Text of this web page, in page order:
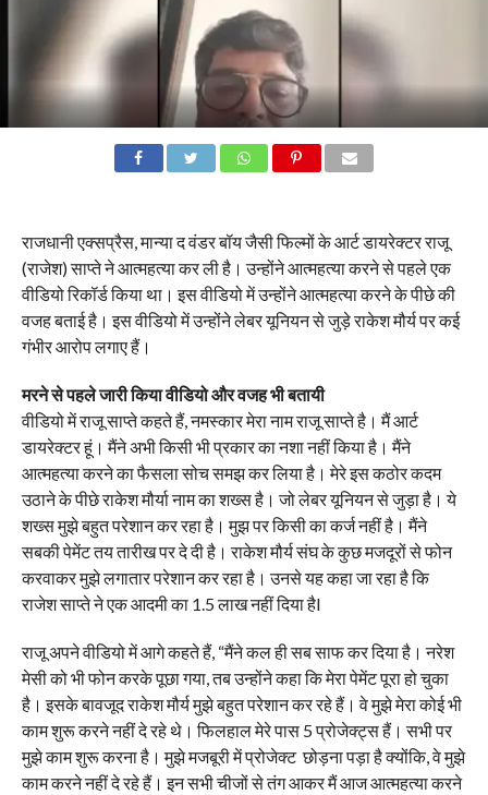
राजधानी एक्सप्रैस, मान्या द वंडर बॉय जैसी फिल्मों के आर्ट डायरेक्टर राजू
(राजेश) साप्ते ने आत्महत्या कर ली है। उन्होंने आत्महत्या करने से पहले एक
वीडियो रिकॉर्ड किया था। इस वीडियो में उन्होंने आत्महत्या करने के पीछे की
वजह बताई है। इस वीडियो में उन्होंने लेबर यूनियन से जुड़े राकेश मौर्य पर कई
गंभीर आरोप लगाए हैं।
मरने से पहले जारी किया वीडियोऔर वजह भी बतायी
वीडियो में राजू साप्ते कहते हैं, नमस्कार मेरा नाम राजू साप्ते है। मैं आर्ट
डायरेक्टर हूं। मैंने अभी किसी भी प्रकार का नशा नहीं किया है। मैंने
आत्महत्या करने का फैसला सोच समझ कर लिया है। मेरे इस कठोर कदम
उठाने के पीछे राकेश मौर्या नाम का शख्स है। जो लेबर यूनियन से जुड़ा है। ये
शख्स मुझे बहुत परेशान कर रहा है। मुझ पर किसी का कर्ज नहीं है। मैंने
सबकी पेमेंट तय तारीख पर दे दी है। राकेश मौर्य संघ के कुछ मजदूरों से फोन
करवाकर मुझे लगातार परेशान कर रहा है। उनसे यह कहा जा रहा है कि
राजेश साप्ते ने एक आदमी का 1.5 लाख नहीं दिया हैl
राजू अपने वीडियो में आगे कहते हैं, “मैंने कल ही सब साफ कर दिया है। नरेश
मेसी को भी फोन करके पूछा गया, तब उन्होंने कहा कि मेरा पेमेंट पूरा हो चुका
है। इसके बावजूद राकेश मौर्य मुझे बहुत परेशान कर रहे हैं। वे मुझे मेरा कोई भी
काम शुरू करने नहीं दे रहे थे। फिलहाल मेरे पास 5 प्रोजेक्ट्स हैं। सभी पर
मुझे काम शुरू करना है। मुझे मजबूरी में प्रोजेक्ट छोड़ना पड़ा है क्योंकि, वे मुझे
काम करने नहीं दे रहे हैं। इन सभी चीजों से तंग आकर मैं आज आत्महत्या करने